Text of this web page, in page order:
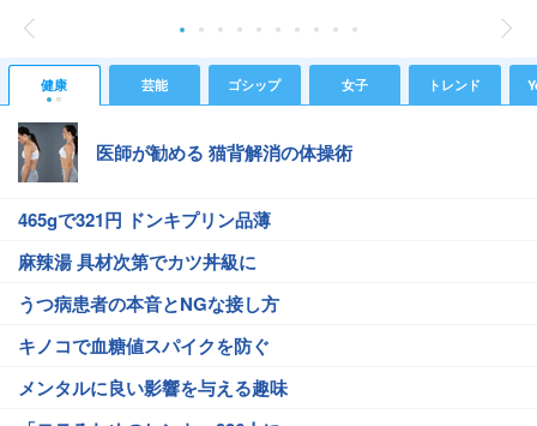
健康 芸能 ゴシップ 女子 トレンド
医師が勧める 猫背解消の体操術
465gで321円 ドンキプリン品薄
麻辣湯 具材次第でカツ丼級に
うつ病患者の本音とNGな接し方
キノコで血糖値スパイクを防ぐ
メンタルに良い影響を与える趣味